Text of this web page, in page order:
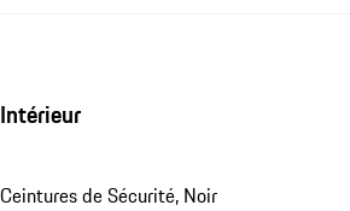
Intérieur
Ceintures de Sécurité, Noir